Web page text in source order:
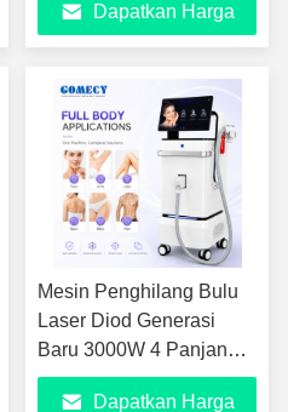
CO2 Fraksional
Dapatkan Harga
Mesin Penghilang Bulu
Laser Diod Generasi
Baru 3000W 4 Panjang
Gelombang 755nm
808nm 940nm 1064nm
Dapatkan Harga